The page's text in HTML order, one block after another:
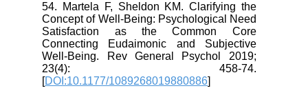
54. Martela F, Sheldon KM. Clarifying the
Concept of Well-Being: Psychological Need
Satisfaction as the Common Core
Connecting Eudaimonic and Subjective
Well-Being. Rev General Psychol 2019;
23(4): 458-74.
[DOI:10.1177/1089268019880886